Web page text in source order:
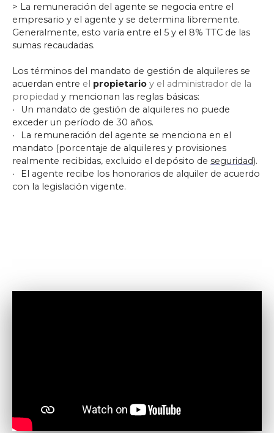
> La remuneración del agente se negocia entre el
empresario y el agente y se determina libremente.
Generalmente, esto varía entre el 5 y el 8% TTC de las
sumas recaudadas.
Los términos del mandato de gestión de alquileres se
acuerdan entre el propietario y el administrador de la
propiedad y mencionan las reglas básicas:
Un mandato de gestión de alquileres no puede
exceder un período de 30 años.
La remuneración del agente se menciona en el
mandato (porcentaje de alquileres y provisiones
realmente recibidas, excluido el depósito de seguridad).
El agente recibe los honorarios de alquiler de acuerdo
con la legislación vigente.